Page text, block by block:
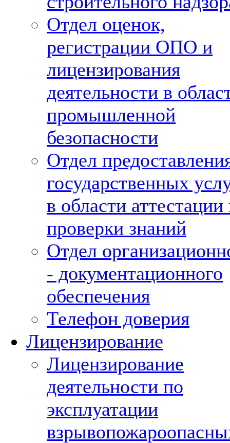
Отдел оценок,
регистрации ОПО и
лицензирования
деятельности в
промышленной
безопасности
Отдел
государственных
в области аттестации
проверки знаний
Отдел
- документационного
обеспечения
Телефон доверия
Лицензирование
Лицензирование
деятельности по
эксплуатации